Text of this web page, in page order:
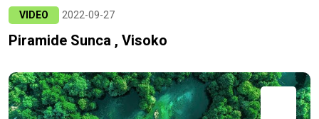
VIDEO 2022-09-27
Piramide Sunca , Visoko